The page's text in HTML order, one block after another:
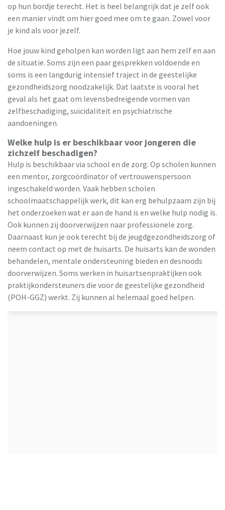
op hun bordje terecht. Het is heel belangrijk dat je zelf ook
een manier vindt om hier goed mee om te gaan. Zowel voor
je kind als voor jezelf.
Hoe jouw kind geholpen kan worden ligt aan hem zelf en aan
de situatie. Soms zijn een paar gesprekken voldoende en
soms is een langdurig intensief traject in de geestelijke
gezondheidszorg noodzakelijk. Dat laatste is vooral het
geval als het gaat om levensbedreigende vormen van
zelfbeschadiging, suïcidaliteit en psychiatrische
aandoeningen.
Welke hulp is er beschikbaar voor jongeren die
zichzelf beschadigen?
Hulp is beschikbaar via school en de zorg. Op scholen kunnen
een mentor, zorgcoördinator of vertrouwenspersoon
ingeschakeld worden. Vaak hebben scholen
schoolmaatschappelijk werk, dit kan erg behulpzaam zijn bij
het onderzoeken wat er aan de hand is en welke hulp nodig is.
Ook kunnen zij doorverwijzen naar professionele zorg.
Daarnaast kun je ook terecht bij de jeugdgezondheidszorg of
neem contact op met de huisarts. De huisarts kan de wonden
behandelen, mentale ondersteuning bieden en desnoods
doorverwijzen. Soms werken in huisartsenpraktijken ook
praktijkondersteuners die voor de geestelijke gezondheid
(POH-GGZ) werkt. Zij kunnen al helemaal goed helpen.